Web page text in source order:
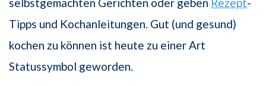
Tipps und Kochanleitungen. Gut (und gesund)
kochen zu können ist heute zu einer Art
Statussymbol geworden.